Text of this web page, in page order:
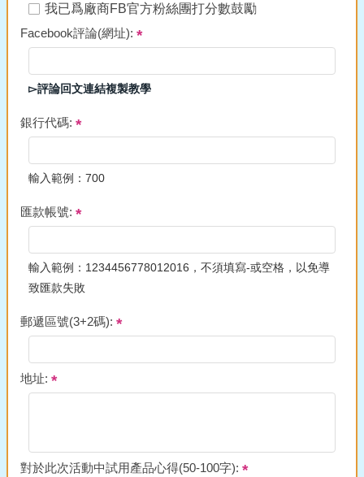
我已爲廠商FB官方粉絲團打分數鼓勵
Facebook評論(網址):
▻評論回文連結複製教學
銀行代碼:
輸入範例：700
匯款帳號:
輸入範例：1234456778012016，不須填寫-或空格，以免導
致匯款失敗
郵遞區號(3+2碼):
地址:
對於此次活動中試用產品心得(50-100字):